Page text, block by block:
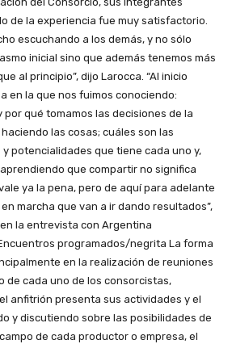
de la experiencia fue muy satisfactorio.
escuchando a los demás, y no sólo
inicial sino que además tenemos más
al principio”, dijo Larocca. “Al inicio
en la que nos fuimos conociendo:
por qué tomamos las decisiones de la
las cosas; cuáles son las
potencialidades que tiene cada uno y,
que compartir no significa
ya la pena, pero de aquí para adelante
marcha que van a ir dando resultados”,
la entrevista con Argentina
programados/negrita La forma
en la realización de reuniones
de cada uno de los consorcistas,
anfitrión presenta sus actividades y el
y discutiendo sobre las posibilidades de
de cada productor o empresa, el